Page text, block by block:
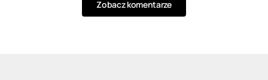
Zobacz komentarze